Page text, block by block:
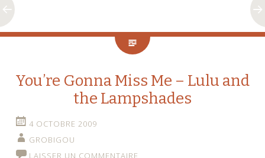
You’re Gonna Miss Me – Lulu and
the Lampshades
4 OCTOBRE 2009
GROBIGOU
LAISSER UN COMMENTAIRE